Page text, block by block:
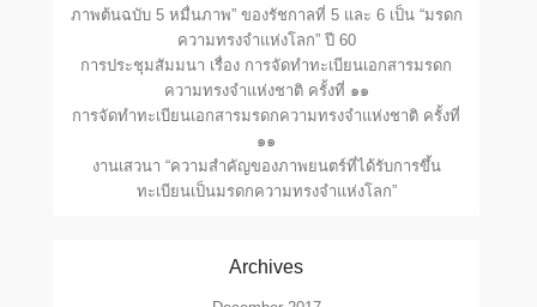
ภาพต้นฉบับ 5 หมื่นภาพ” ของรัชกาลที่ 5 และ 6 เป็น “มรดก
ความทรงจำแห่งโลก” ปี 60
การประชุมสัมมนา เรื่อง การจัดทำทะเบียนเอกสารมรดก
ความทรงจำแห่งชาติ ครั้งที่ ๑๑
การจัดทำทะเบียนเอกสารมรดกความทรงจำแห่งชาติ ครั้งที่
๑๑
งานเสวนา “ความสำคัญของภาพยนตร์ที่ได้รับการขึ้น
ทะเบียนเป็นมรดกความทรงจำแห่งโลก”
Archives